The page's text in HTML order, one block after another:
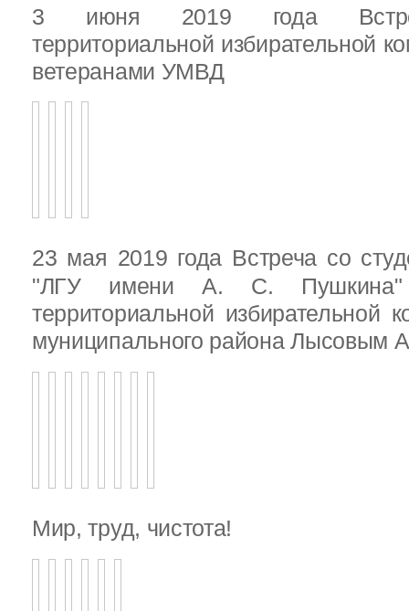
3 июня 2019 года
территориальной избирательной
ветеранами УМВД
23 мая 2019 года Встреча со
"ЛГУ имени А. С. Пушкина"
территориальной избирательной
муниципального района Лысовым
Мир, труд, чистота!